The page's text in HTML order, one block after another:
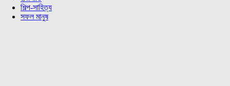
শিল্প-সাহিত্য
সফল মানুষ